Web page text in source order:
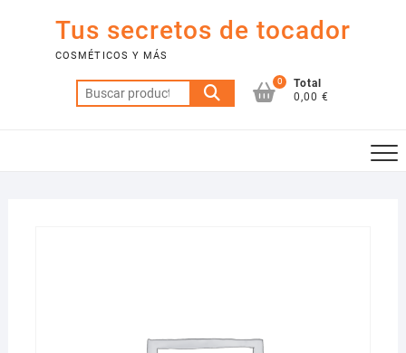
contenido
Tus secretos de tocador
COSMÉTICOS Y MÁS
Buscar
por:
0
Total
0,00 €